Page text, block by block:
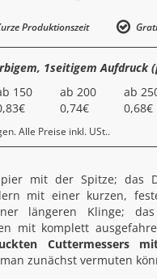
Produktionszeit
1seitigem Aufdruck
150
ab 200
0,74€
ab
0,68€
Alle Preise inkl. USt..
mit der Spitze; das
mit einer kurzen,
längeren Klinge; das
mit komplett
Cuttermessers
zunächst vermuten